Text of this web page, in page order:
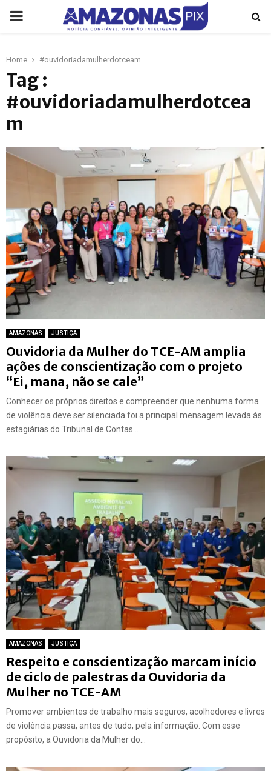
PRIMARY
Home #ouvidoriadamulherdotceam
Tag :
#ouvidoriadamulherdotcea
m
AMAZONAS JUSTIÇA
Ouvidoria da Mulher do TCE-AM amplia
ações de conscientização com o projeto
“Ei, mana, não se cale”
Conhecer os próprios direitos e compreender que nenhuma forma
de violência deve ser silenciada foi a principal mensagem levada às
estagiárias do Tribunal de Contas...
AMAZONAS JUSTIÇA
Respeito e conscientização marcam início
de ciclo de palestras da Ouvidoria da
Mulher no TCE-AM
Promover ambientes de trabalho mais seguros, acolhedores e livres
de violência passa, antes de tudo, pela informação. Com esse
propósito, a Ouvidoria da Mulher do...